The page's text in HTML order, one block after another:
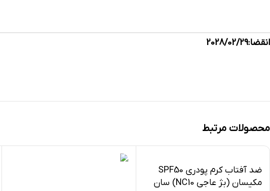
انقضا:2028/02/29
محصولات مرتبط
ضد آفتاب کرم پودری SPF50
مکیسان (بژ عاجی NC10) سان